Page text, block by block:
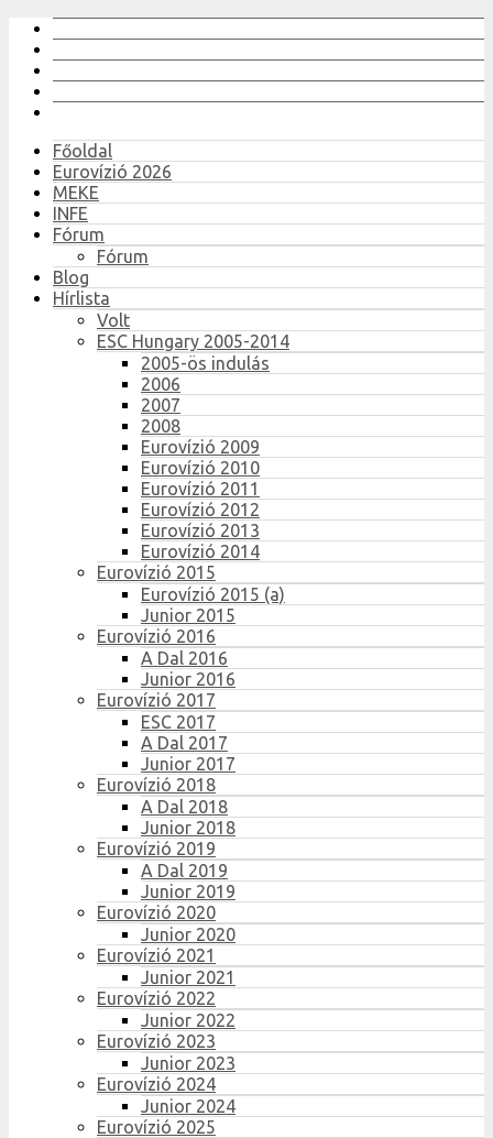
Főoldal
Eurovízió 2026
MEKE
INFE
Fórum
Fórum
Blog
Hírlista
Volt
ESC Hungary 2005-2014
2005-ös indulás
2006
2007
2008
Eurovízió 2009
Eurovízió 2010
Eurovízió 2011
Eurovízió 2012
Eurovízió 2013
Eurovízió 2014
Eurovízió 2015
Eurovízió 2015 (a)
Junior 2015
Eurovízió 2016
A Dal 2016
Junior 2016
Eurovízió 2017
ESC 2017
A Dal 2017
Junior 2017
Eurovízió 2018
A Dal 2018
Junior 2018
Eurovízió 2019
A Dal 2019
Junior 2019
Eurovízió 2020
Junior 2020
Eurovízió 2021
Junior 2021
Eurovízió 2022
Junior 2022
Eurovízió 2023
Junior 2023
Eurovízió 2024
Junior 2024
Eurovízió 2025